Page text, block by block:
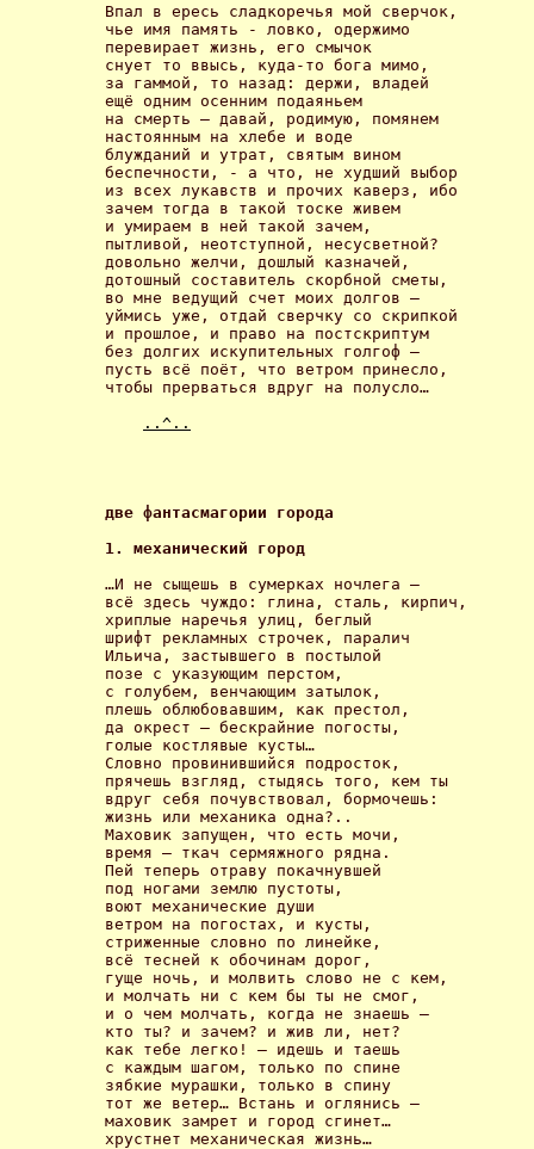
Впал в ересь сладкоречья мой сверчок,
чье имя память - ловко, одержимо
перевирает жизнь, его смычок
снует то ввысь, куда-то бога мимо,
за гаммой, то назад: держи, владей
ещё одним осенним подаяньем
на смерть – давай, родимую, помянем
настоянным на хлебе и воде
блужданий и утрат, святым вином
беспечности, - а что, не худший выбор
из всех лукавств и прочих каверз, ибо
зачем тогда в такой тоске живем
и умираем в ней такой зачем,
пытливой, неотступной, несусветной?
довольно желчи, дошлый казначей,
дотошный составитель скорбной сметы,
во мне ведущий счет моих долгов –
уймись уже, отдай сверчку со скрипкой
и прошлое, и право на постскриптум
без долгих искупительных голгоф –
пусть всё поёт, что ветром принесло,
чтобы прерваться вдруг на полусло…
..^..
две фантасмагории города
1. механический город
…И не сыщешь в сумерках ночлега –
всё здесь чуждо: глина, сталь, кирпич,
хриплые наречья улиц, беглый
шрифт рекламных строчек, паралич
Ильича, застывшего в постылой
позе с указующим перстом,
с голубем, венчающим затылок,
плешь облюбовавшим, как престол,
да окрест – бескрайние погосты,
голые костлявые кусты…
Словно провинившийся подросток,
прячешь взгляд, стыдясь того, кем ты
вдруг себя почувствовал, бормочешь:
жизнь или механика одна?..
Маховик запущен, что есть мочи,
время – ткач сермяжного рядна.
Пей теперь отраву покачнувшей
под ногами землю пустоты,
воют механические души
ветром на погостах, и кусты,
стриженные словно по линейке,
всё тесней к обочинам дорог,
гуще ночь, и молвить слово не с кем,
и молчать ни с кем бы ты не смог,
и о чем молчать, когда не знаешь –
кто ты? и зачем? и жив ли, нет?
как тебе легко! – идешь и таешь
с каждым шагом, только по спине
зябкие мурашки, только в спину
тот же ветер… Встань и оглянись –
маховик замрет и город сгинет…
хрустнет механическая жизнь…